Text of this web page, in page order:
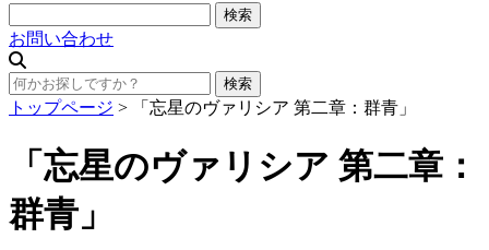
お問い合わせ
トップページ > 「忘星のヴァリシア 第二章：群青」
「忘星のヴァリシア 第二章：
群青」